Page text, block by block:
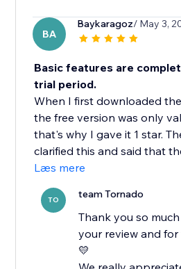
BA
Baykaragoz/ May 3,
Basic features are
trial period.
When I first downloaded
the free version was only
that's why I gave it 1 star.
clarified this and said that
Læs mere
TO team Tornado
Thank you so
your review and
💛